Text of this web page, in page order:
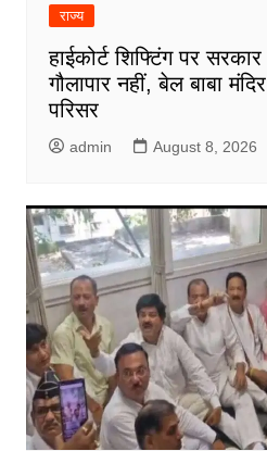
राज्य
हाईकोर्ट शिफ्टिंग पर
गौलापार नहीं, बेल बाबा
परिसर
admin August 8, 2026